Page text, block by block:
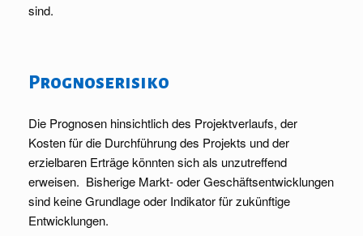
sind.
Prognoserisiko
Die Prognosen hinsichtlich des Projektverlaufs, der
Kosten für die Durchführung des Projekts und der
erzielbaren Erträge könnten sich als unzutreffend
erweisen. Bisherige Markt- oder Geschäftsentwicklungen
sind keine Grundlage oder Indikator für zukünftige
Entwicklungen.